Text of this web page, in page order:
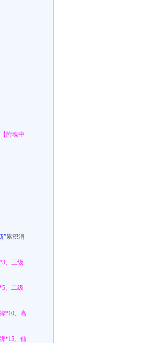
附魂中
”累积消
、三级
、二级
*10、高
*15、仙